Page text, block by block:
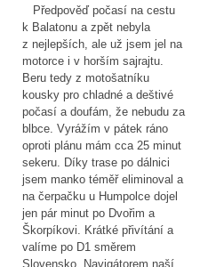
Předpověď počasí na cestu
k Balatonu a zpět nebyla
z nejlepších, ale už jsem jel na
motorce i v horším sajrajtu.
Beru tedy z motošatníku
kousky pro chladné a deštivé
počasí a doufám, že nebudu za
blbce. Vyrážím v pátek ráno
oproti plánu mám cca 25 minut
sekeru. Díky trase po dálnici
jsem manko téměř eliminoval a
na čerpačku u Humpolce dojel
jen pár minut po Dvořim a
Škorpíkovi. Krátké přivítání a
valíme po D1 směrem
Slovensko. Navigátorem naší